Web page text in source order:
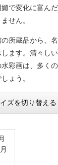
で変化に富ん
せん。
所蔵品から、
ます。清々し
彩画は、多く
ょう。
ズを切り替える